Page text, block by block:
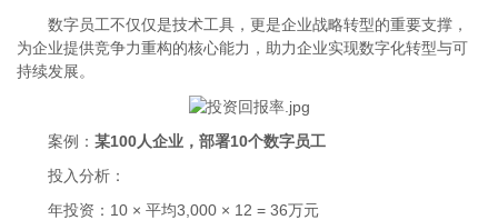
数字员工不仅仅是技术工具，更是企业战略转型的重要支撑，
为企业提供竞争力重构的核心能力，助力企业实现数字化转型与可
持续发展。
案例： 某100人企业，部署10个数字员工
投入分析：
年投资：10 × 平均3,000 × 12 = 36万元